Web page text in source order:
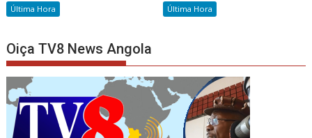
Última Hora Última Hora
Oiça TV8 News Angola